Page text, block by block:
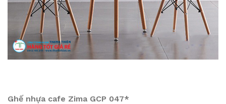
Ghế nhựa cafe Zima GCP 047*